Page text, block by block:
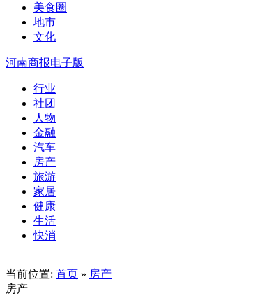
美食圈
地市
文化
河南商报电子版
行业
社团
人物
金融
汽车
房产
旅游
家居
健康
生活
快消
当前位置: 首页 » 房产
房产